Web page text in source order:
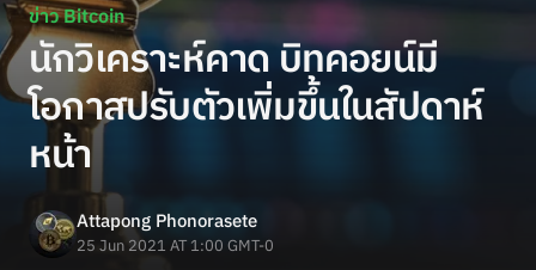
ข่าว Bitcoin
นักวิเคราะห์คาด บิทคอยน์มี
โอกาสปรับตัวเพิ่มขึ้นในสัปดาห์
หน้า
Attapong Phonorasete
25 Jun 2021 AT 1:00 GMT-0